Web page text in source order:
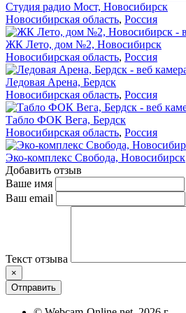
Студия радио Мост, Новосибирск
Новосибирская область, Россия
ЖК Лето, дом №2, Новосибирск
Новосибирская область, Россия
Ледовая Арена, Бердск
Новосибирская область, Россия
Табло ФОК Вега, Бердск
Новосибирская область, Россия
Эко-комплекс Свобода, Новосибирск
Добавить отзыв
Ваше имя
Ваш email
Текст отзыва
×
Отправить